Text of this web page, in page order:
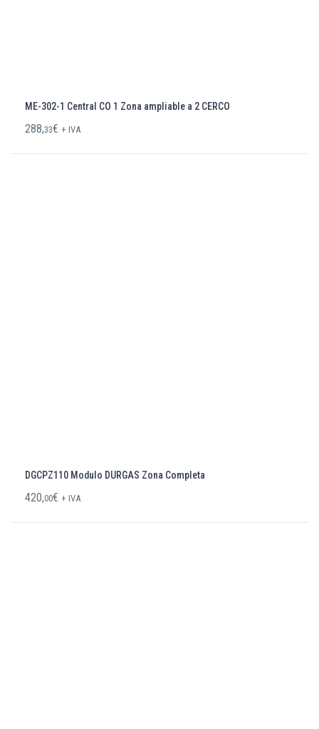
ME-302-1 Central CO 1 Zona ampliable a 2 CERCO
288,33€ + IVA
DGCPZ110 Modulo DURGAS Zona Completa
420,00€ + IVA